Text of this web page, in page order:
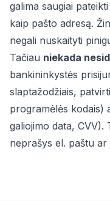
galima saugiai
kaip pašto adresą.
negali nuskaityti
Tačiau niekada
bankininkystės
slaptažodžiais,
programėlės kodais)
galiojimo data, CVV).
neprašys el. paštu